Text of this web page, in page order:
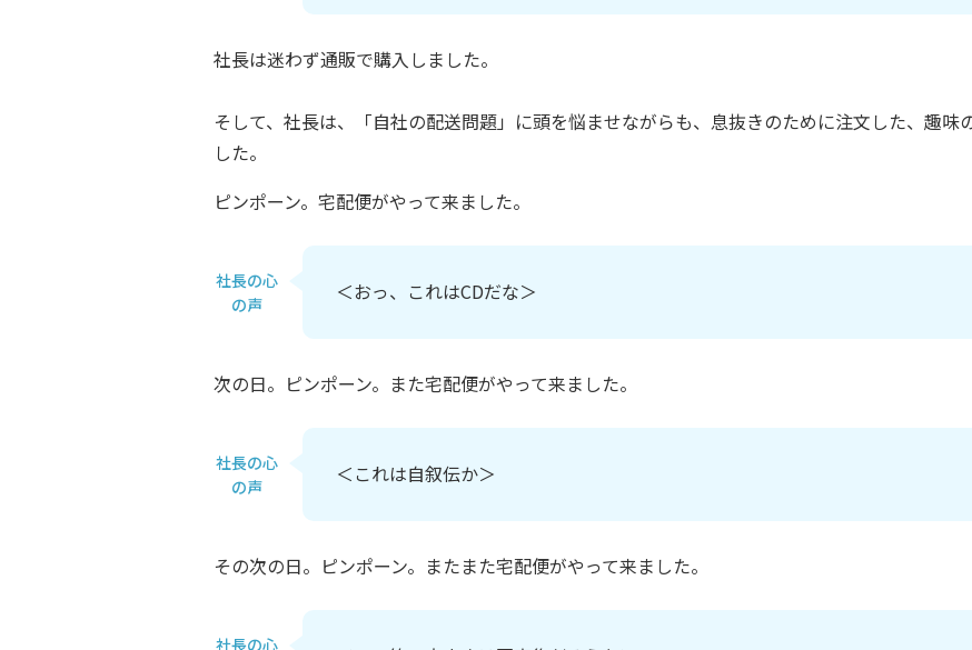
社長は迷わず通販で購入しました。
そして、社長は、「自社の配送問題」に頭を悩ませながらも、息抜きのために注文した、趣
した。
ピンポーン。宅配便がやって来ました。
社長の心
の声
＜おっ、これはCDだな＞
次の日。ピンポーン。また宅配便がやって来ました。
社長の心
の声
＜これは自叙伝か＞
その次の日。ピンポーン。またまた宅配便がやって来ました。
社長の心